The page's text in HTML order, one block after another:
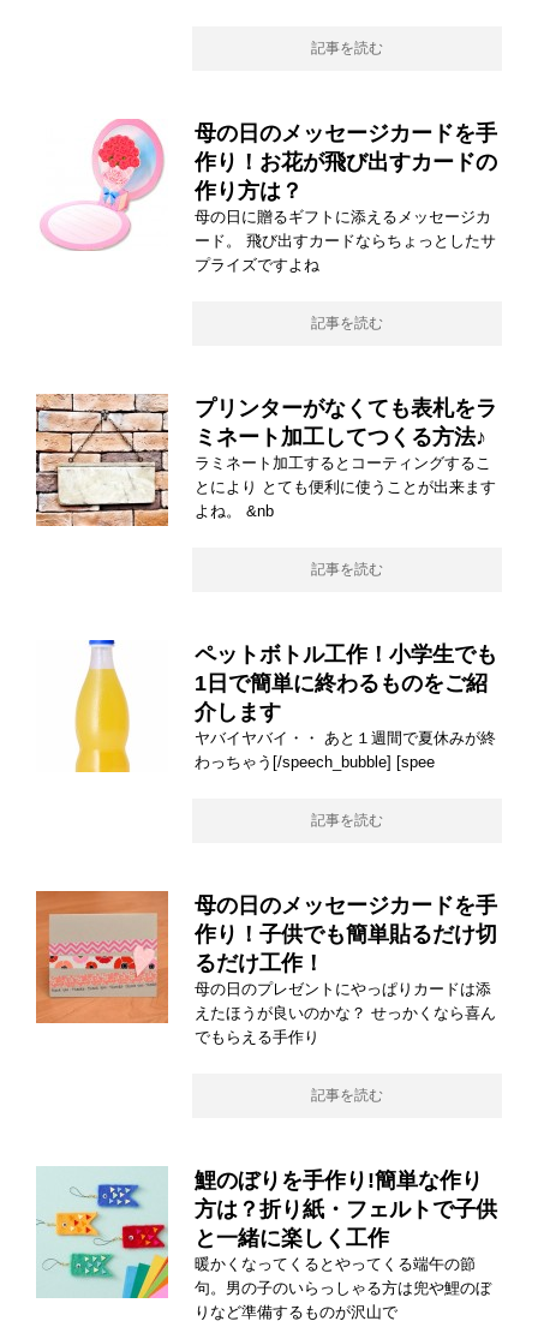
記事を読む
母の日のメッセージカードを手
作り！お花が飛び出すカードの
作り方は？
母の日に贈るギフトに添えるメッセージカ
ード。 飛び出すカードならちょっとしたサ
プライズですよね
記事を読む
プリンターがなくても表札をラ
ミネート加工してつくる方法♪
ラミネート加工するとコーティングするこ
とにより とても便利に使うことが出来ます
よね。 &nb
記事を読む
ペットボトル工作！小学生でも
1日で簡単に終わるものをご紹
介します
ヤバイヤバイ・・ あと１週間で夏休みが終
わっちゃう[/speech_bubble] [spee
記事を読む
母の日のメッセージカードを手
作り！子供でも簡単貼るだけ切
るだけ工作！
母の日のプレゼントにやっぱりカードは添
えたほうが良いのかな？ せっかくなら喜ん
でもらえる手作り
記事を読む
鯉のぼりを手作り!簡単な作り
方は？折り紙・フェルトで子供
と一緒に楽しく工作
暖かくなってくるとやってくる端午の節
句。男の子のいらっしゃる方は兜や鯉のぼ
りなど準備するものが沢山で